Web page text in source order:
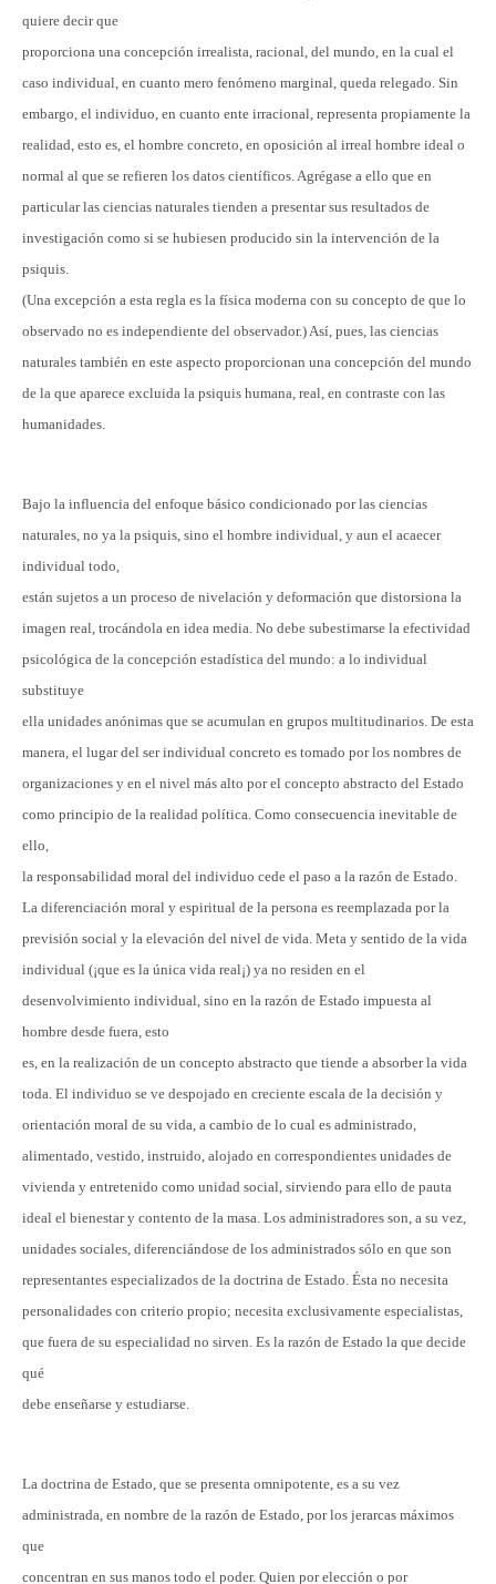
quiere decir que
proporciona una concepción irrealista, racional, del mundo, en la cual el
caso individual, en cuanto mero fenómeno marginal, queda relegado. Sin
embargo, el individuo, en cuanto ente irracional, representa propiamente la
realidad, esto es, el hombre concreto, en oposición al irreal hombre ideal o
normal al que se refieren los datos científicos. Agrégase a ello que en
particular las ciencias naturales tienden a presentar sus resultados de
investigación como si se hubiesen producido sin la intervención de la
psiquis.
(Una excepción a esta regla es la física moderna con su concepto de que lo
observado no es independiente del observador.) Así, pues, las ciencias
naturales también en este aspecto proporcionan una concepción del mundo
de la que aparece excluida la psiquis humana, real, en contraste con las
humanidades.
Bajo la influencia del enfoque básico condicionado por las ciencias
naturales, no ya la psiquis, sino el hombre individual, y aun el acaecer
individual todo,
están sujetos a un proceso de nivelación y deformación que distorsiona la
imagen real, trocándola en idea media. No debe subestimarse la efectividad
psicológica de la concepción estadística del mundo: a lo individual
substituye
ella unidades anónimas que se acumulan en grupos multitudinarios. De esta
manera, el lugar del ser individual concreto es tomado por los nombres de
organizaciones y en el nivel más alto por el concepto abstracto del Estado
como principio de la realidad política. Como consecuencia inevitable de
ello,
la responsabilidad moral del individuo cede el paso a la razón de Estado.
La diferenciación moral y espiritual de la persona es reemplazada por la
previsión social y la elevación del nivel de vida. Meta y sentido de la vida
individual (¡que es la única vida real¡) ya no residen en el
desenvolvimiento individual, sino en la razón de Estado impuesta al
hombre desde fuera, esto
es, en la realización de un concepto abstracto que tiende a absorber la vida
toda. El individuo se ve despojado en creciente escala de la decisión y
orientación moral de su vida, a cambio de lo cual es administrado,
alimentado, vestido, instruido, alojado en correspondientes unidades de
vivienda y entretenido como unidad social, sirviendo para ello de pauta
ideal el bienestar y contento de la masa. Los administradores son, a su vez,
unidades sociales, diferenciándose de los administrados sólo en que son
representantes especializados de la doctrina de Estado. Ésta no necesita
personalidades con criterio propio; necesita exclusivamente especialistas,
que fuera de su especialidad no sirven. Es la razón de Estado la que decide
qué
debe enseñarse y estudiarse.
La doctrina de Estado, que se presenta omnipotente, es a su vez
administrada, en nombre de la razón de Estado, por los jerarcas máximos
que
concentran en sus manos todo el poder. Quien por elección o por